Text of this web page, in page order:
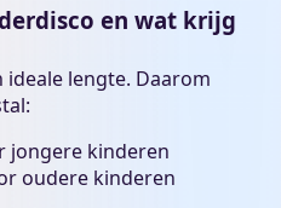
en wat krijg
lengte. Daarom
jongere kinderen
oudere kinderen